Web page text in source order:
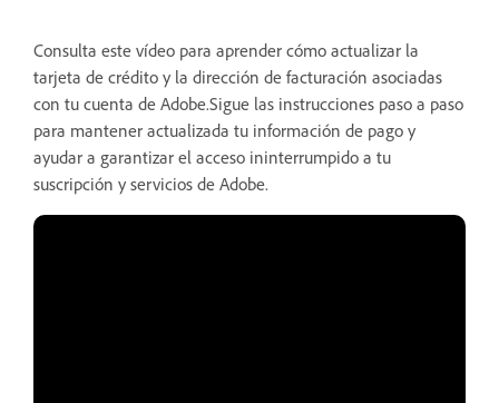
Consulta este vídeo para aprender cómo actualizar la
tarjeta de crédito y la dirección de facturación asociadas
con tu cuenta de Adobe.Sigue las instrucciones paso a paso
para mantener actualizada tu información de pago y
ayudar a garantizar el acceso ininterrumpido a tu
suscripción y servicios de Adobe.